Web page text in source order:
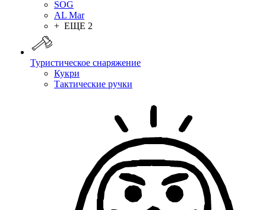
SOG
AL Mar
+ ЕЩЕ 2
Туристическое снаряжение
Кукри
Тактические ручки